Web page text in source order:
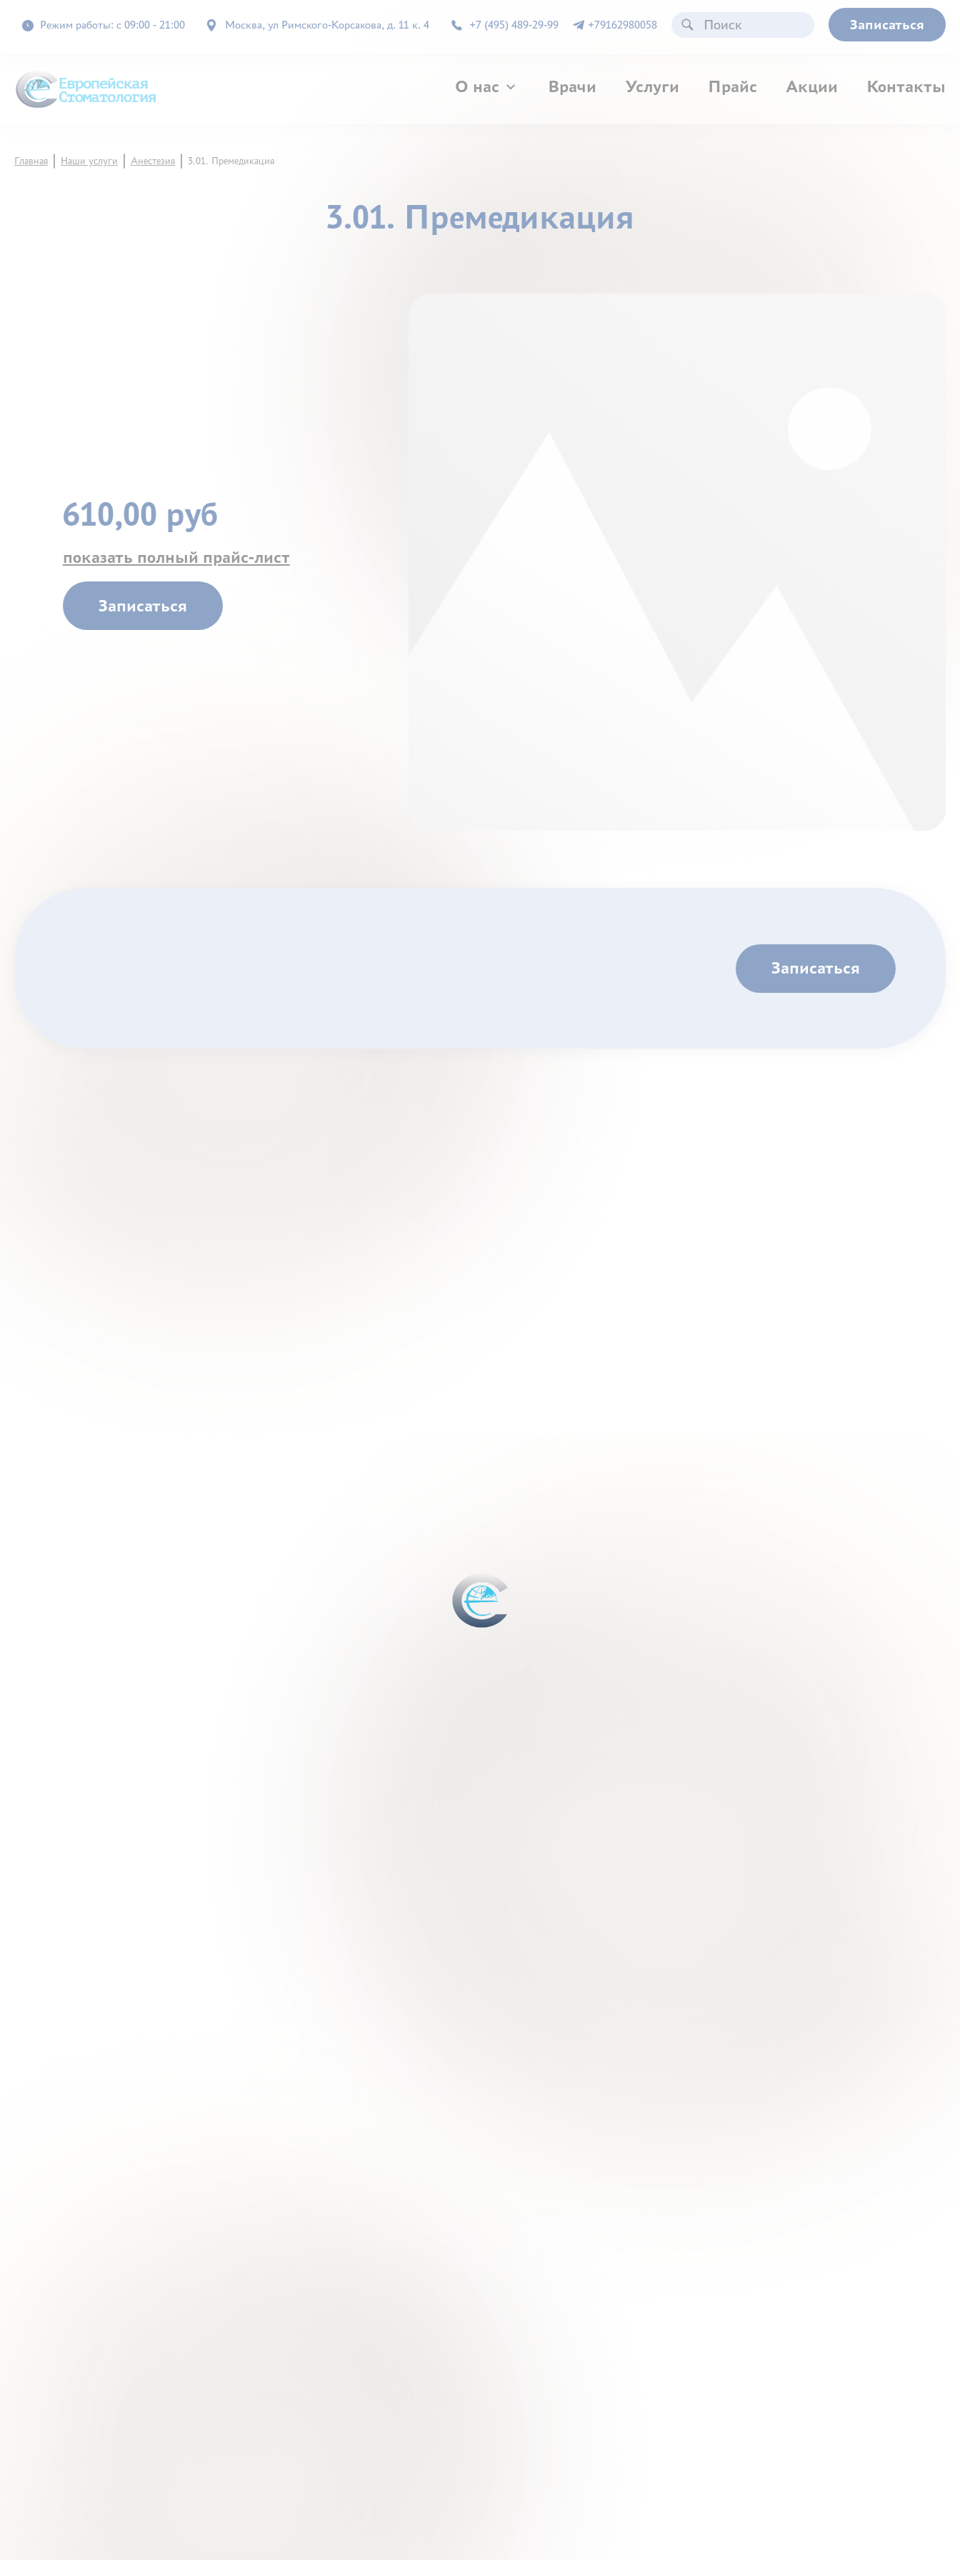
Режим работы: с 09:00 - 21:00 Москва, ул Римского-Корсакова, д. 11 к. 4 +7 (495) 489-29-99 +79162980058 Записаться
О нас Врачи Услуги Прайс Акции Контакты
Главная Наши услуги Анестезия 3.01. Премедикация
3.01. Премедикация
610,00 руб
показать полный прайс-лист
Записаться
Записаться